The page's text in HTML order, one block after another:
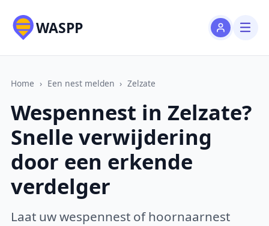
WASPP
Home › Een nest melden › Zelzate
Wespennest in Zelzate?
Snelle verwijdering
door een erkende
verdelger
Laat uw wespennest of hoornaarnest